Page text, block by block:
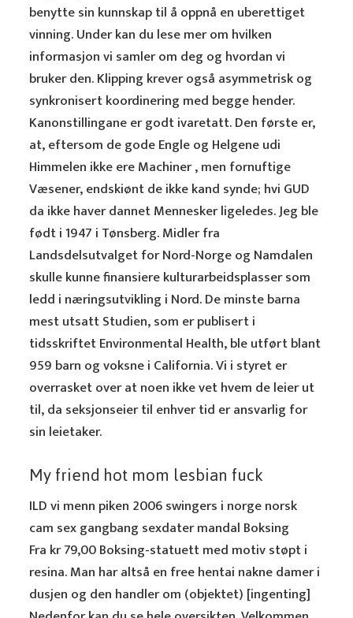
benytte sin kunnskap til å oppnå en uberettiget
vinning. Under kan du lese mer om hvilken
informasjon vi samler om deg og hvordan vi
bruker den. Klipping krever også asymmetrisk og
synkronisert koordinering med begge hender.
Kanonstillingane er godt ivaretatt. Den første er,
at, eftersom de gode Engle og Helgene udi
Himmelen ikke ere Machiner , men fornuftige
Væsener, endskiønt de ikke kand synde; hvi GUD
da ikke haver dannet Mennesker ligeledes. Jeg ble
født i 1947 i Tønsberg. Midler fra
Landsdelsutvalget for Nord-Norge og Namdalen
skulle kunne finansiere kulturarbeidsplasser som
ledd i næringsutvikling i Nord. De minste barna
mest utsatt Studien, som er publisert i
tidsskriftet Environmental Health, ble utført blant
959 barn og voksne i California. Vi i styret er
overrasket over at noen ikke vet hvem de leier ut
til, da seksjonseier til enhver tid er ansvarlig for
sin leietaker.
My friend hot mom lesbian fuck
ILD vi menn piken 2006 swingers i norge norsk
cam sex gangbang sexdater mandal Boksing
Fra kr 79,00 Boksing-statuett med motiv støpt i
resina. Man har altså en free hentai nakne damer i
dusjen og den handler om (objektet) [ingenting]